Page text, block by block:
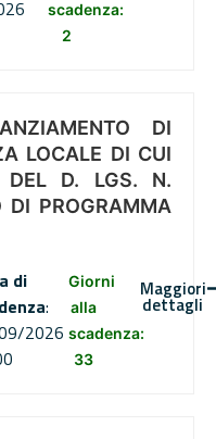
scadenza:
2
DI
LOCALE DI CUI
D. LGS. N.
PROGRAMMA
di
:
2026
Giorni
alla
scadenza:
33
Maggiori
dettagli